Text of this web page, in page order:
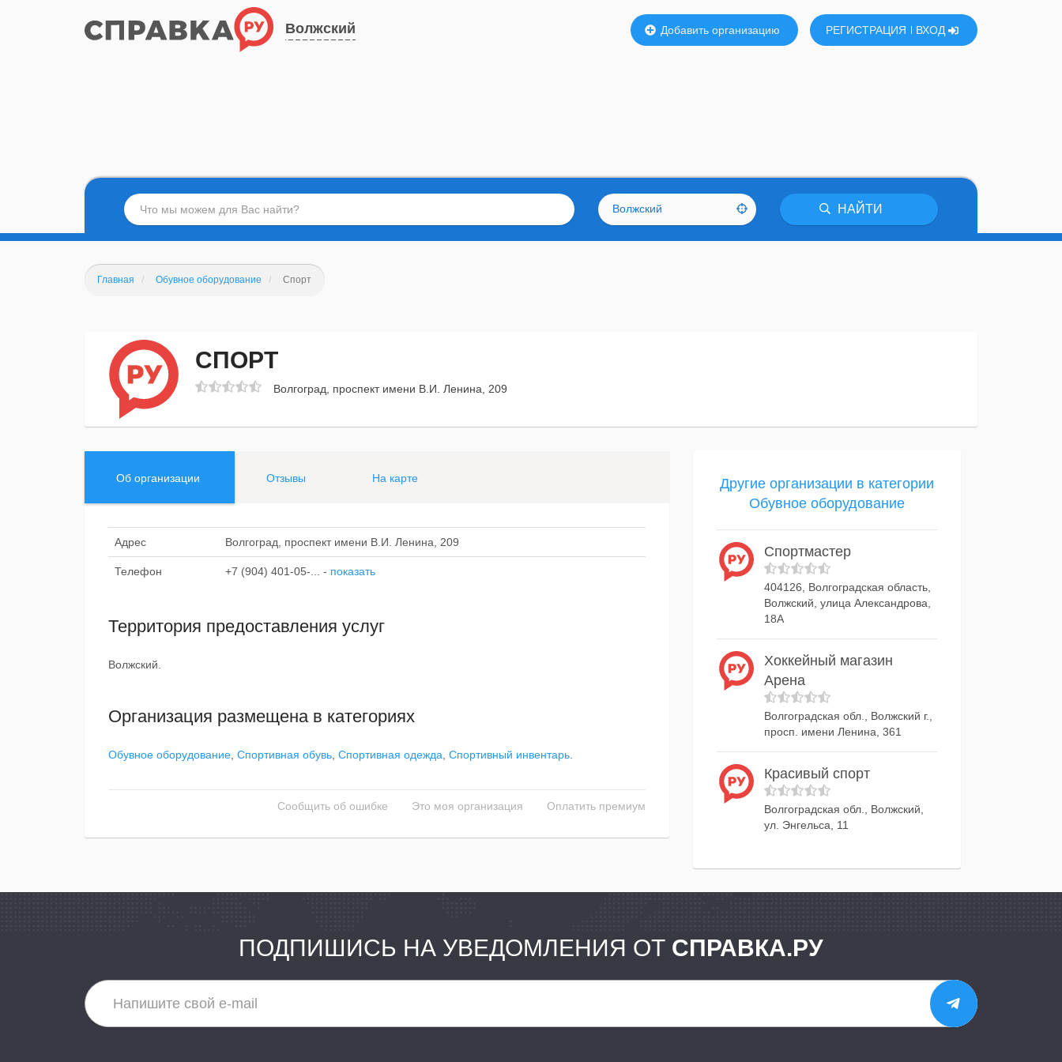
Волжский Добавить организацию РЕГИСТРАЦИЯ ВХОД
Волжский НАЙТИ
Главная Обувное оборудование Спорт
СПОРТ
Волгоград, проспект имени В.И. Ленина, 209
Об организации Отзывы На карте
Адрес Волгоград, проспект имени В.И. Ленина, 209
Телефон +7 (904) 401-05-... - показать
Территория предоставления услуг
Волжский.
Организация размещена в категориях
Обувное оборудование Спортивная обувь Спортивная одежда Спортивный инвентарь
Сообщить об ошибке Это моя организация Оплатить премиум
Другие организации в категории
Обувное оборудование
Спортмастер
404126, Волгоградская область,
Волжский, улица Александрова,
18А
Хоккейный магазин
Арена
Волгоградская обл., Волжский г.,
просп. имени Ленина, 361
Красивый спорт
Волгоградская обл., Волжский,
ул. Энгельса, 11
ПОДПИШИСЬ НА УВЕДОМЛЕНИЯ ОТ СПРАВКА.РУ